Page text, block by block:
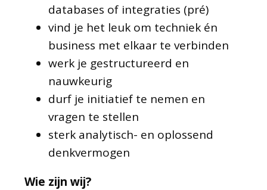
databases of integraties (pré)
vind je het leuk om techniek én
business met elkaar te verbinden
werk je gestructureerd en
nauwkeurig
durf je initiatief te nemen en
vragen te stellen
sterk analytisch- en oplossend
denkvermogen
Wie zijn wij?